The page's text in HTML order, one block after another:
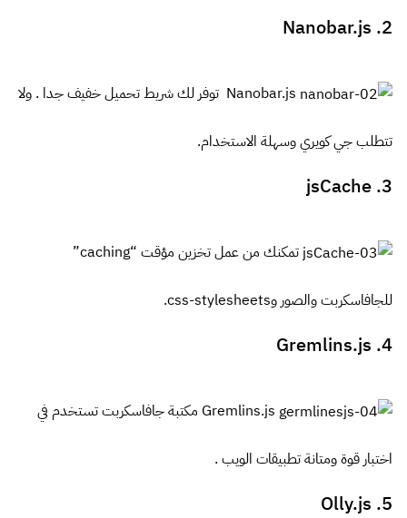
2. Nanobar.js
Nanobar.js توفر لك شريط تحميل خفيف جدا . ولا
تتطلب جي كويري وسهلة الاستخدام.
3. jsCache
تمكنك من عمل تخزين مؤقت “caching”
للجافاسكربت والصور وcss-stylesheets.
4. Gremlins.js
Gremlins.js مكتبة جافاسكربت تستخدم في
اختبار قوة ومتانة تطبيقات الويب .
5. Olly.js